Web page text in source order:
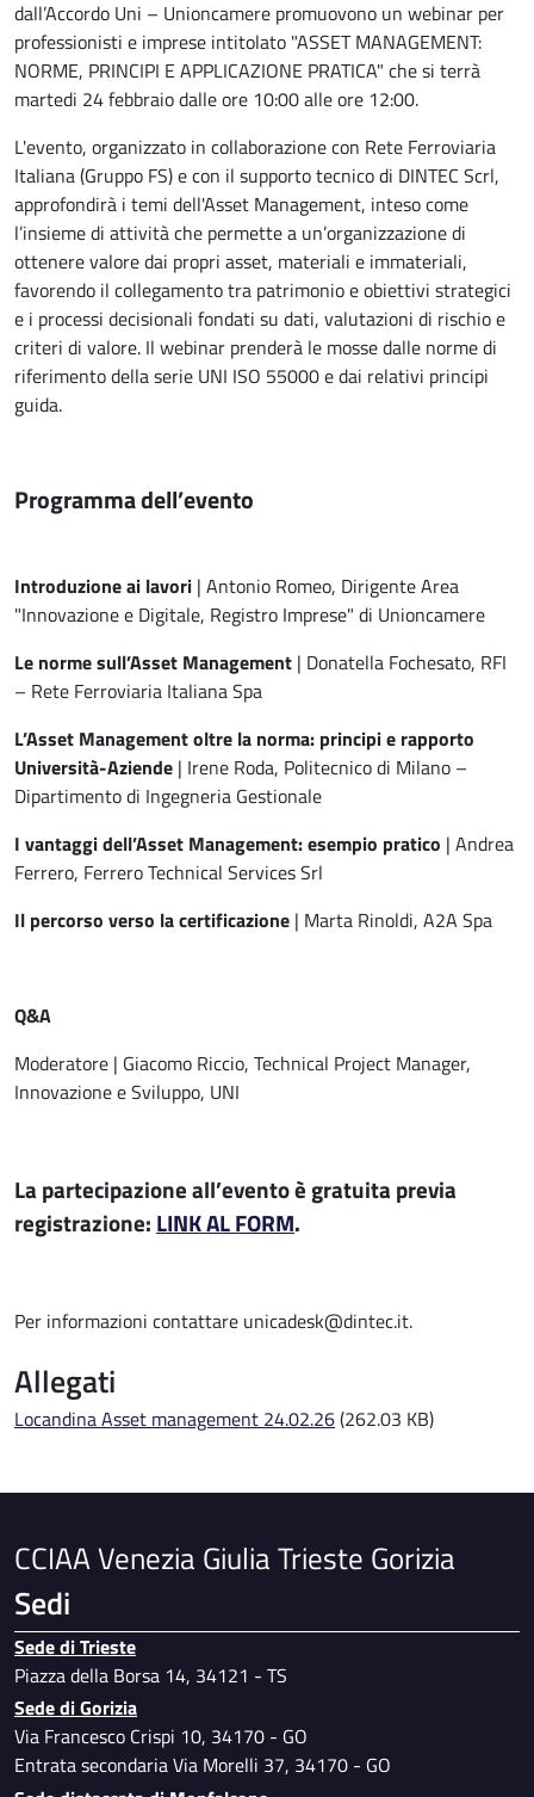
dall’Accordo Uni – Unioncamere promuovono un webinar per
professionisti e imprese intitolato "ASSET MANAGEMENT:
NORME, PRINCIPI E APPLICAZIONE PRATICA" che si terrà
martedi 24 febbraio dalle ore 10:00 alle ore 12:00.
L'evento, organizzato in collaborazione con Rete Ferroviaria
Italiana (Gruppo FS) e con il supporto tecnico di DINTEC Scrl,
approfondirà i temi dell'Asset Management, inteso come
l’insieme di attività che permette a un’organizzazione di
ottenere valore dai propri asset, materiali e immateriali,
favorendo il collegamento tra patrimonio e obiettivi strategici
e i processi decisionali fondati su dati, valutazioni di rischio e
criteri di valore. Il webinar prenderà le mosse dalle norme di
riferimento della serie UNI ISO 55000 e dai relativi principi
guida.
Programma dell’evento
Introduzione ai lavori | Antonio Romeo, Dirigente Area
"Innovazione e Digitale, Registro Imprese" di Unioncamere
Le norme sull’Asset Management | Donatella Fochesato, RFI
– Rete Ferroviaria Italiana Spa
L’Asset Management oltre la norma: principi e rapporto
Università-Aziende | Irene Roda, Politecnico di Milano –
Dipartimento di Ingegneria Gestionale
I vantaggi dell’Asset Management: esempio pratico | Andrea
Ferrero, Ferrero Technical Services Srl
Il percorso verso la certificazione | Marta Rinoldi, A2A Spa
Q&A
Moderatore | Giacomo Riccio, Technical Project Manager,
Innovazione e Sviluppo, UNI
La partecipazione all’evento è gratuita previa
registrazione: LINK AL FORM.
Per informazioni contattare unicadesk@dintec.it.
Allegati
File
Locandina Asset management 24.02.26(262.03 KB)
CCIAA Venezia Giulia Trieste Gorizia
Sedi
Sede di Trieste
Piazza della Borsa 14, 34121 - TS
Sede di Gorizia
Via Francesco Crispi 10, 34170 - GO
Entrata secondaria Via Morelli 37, 34170 - GO